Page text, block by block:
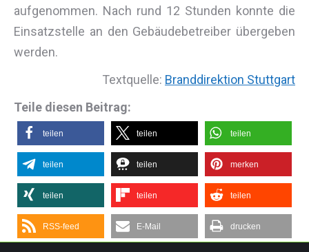
aufgenommen. Nach rund 12 Stunden konnte die
Einsatzstelle an den Gebäudebetreiber übergeben
werden.
Textquelle: Branddirektion Stuttgart
Teile diesen Beitrag:
teilen teilen teilen
teilen teilen merken
teilen teilen teilen
RSS-feed E-Mail drucken